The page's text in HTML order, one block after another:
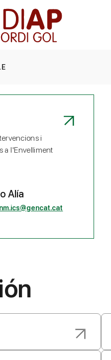
i
a l'Envelliment
Alía